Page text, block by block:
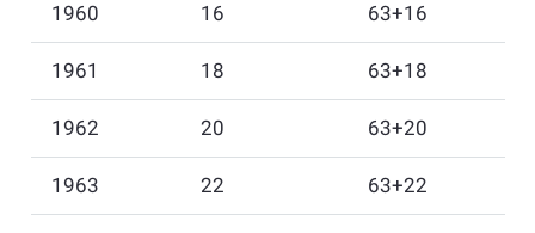
1960 16 63+16
1961 18 63+18
1962 20 63+20
1963 22 63+22